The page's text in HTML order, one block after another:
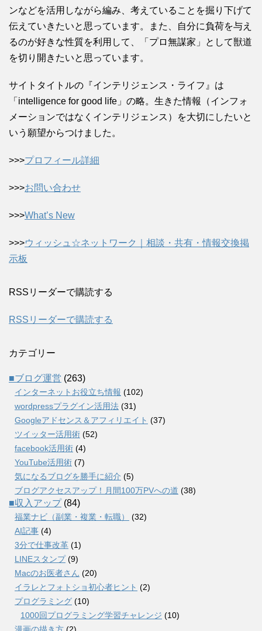
ンなどを活用しながら編み、考えていることを掘り下げて
伝えていきたいと思っています。また、自分に負荷を与え
るのが好きな性質を利用して、「プロ無謀家」として獣道
を切り開きたいと思っています。
サイトタイトルの『インテリジェンス・ライフ』は
「intelligence for good life」の略。生きた情報（インフォ
メーションではなくインテリジェンス）を大切にしたいと
いう願望からつけました。
>>>プロフィール詳細
>>>お問い合わせ
>>>What’s New
>>>ウィッシュ☆ネットワーク｜相談・共有・情報交換掲
示板
RSSリーダーで購読する
RSSリーダーで購読する
カテゴリー
■ブログ運営 (263)
インターネットお役立ち情報 (102)
wordpressプラグイン活用法 (31)
Googleアドセンス＆アフィリエイト (37)
ツイッター活用術 (52)
facebook活用術 (4)
YouTube活用術 (7)
気になるブログを勝手に紹介 (5)
ブログアクセスアップ！月間100万PVへの道 (38)
■収入アップ(84)
福業ナビ（副業・複業・転職）
(32)
AI記事 (4)
3分で仕事改革 (1)
LINEスタンプ(9)
Macのお医者さん (20)
イラレとフォトショ初心者ヒント (2)
プログラミング (10)
1000回プログラミング学習チャレンジ (10)
漫画の描き方 (2)